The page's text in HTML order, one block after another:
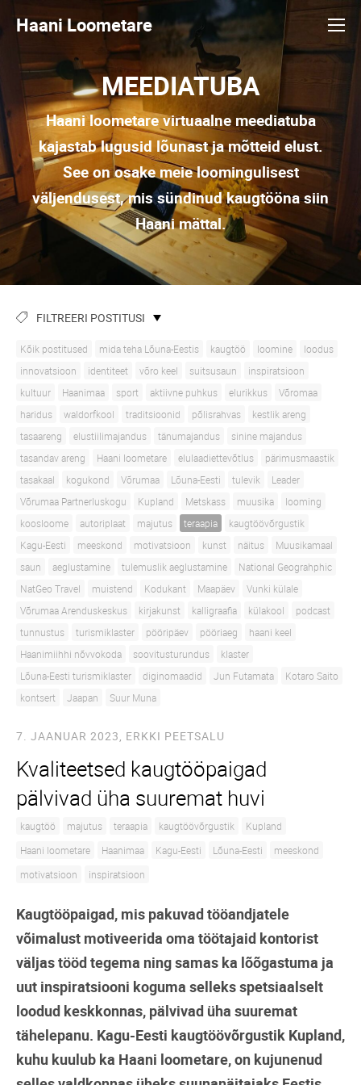
Haani Loometare
MEEDIATUBA
Haani loometare virtuaalne meediatuba
kajastab lugusid lõunast ja mõtteid elust.
See on osake meie loomingulisest
väljendusest, mis sündinud kaugtööna siin
Haani mättal.
FILTREERI POSTITUSI
Kõik postitused mida teha Lõuna-Eestis kaugtöö loomine
loodus
innovatsioon
identiteet võro keel suitsusaun
inspiratsioon
kultuur
Haanimaa sport aktiivne puhkus elurikkus
Võromaa
haridus
waldorfkool traditsioonid põlisrahvas
kestlik areng
tasaareng
elustiilimajandus tänumajandus
sinine majandus
tasandav areng
Haani loometare elulaadiettevõtlus
pärimusmaastik
tasakaal
kogukond Võrumaa Lõuna-Eesti tulevik
Leader
Võrumaa Partnerluskogu
Kupland Metskass muusika
looming
koosloome
autoriplaat majutus teraapia
kaugtöövõrgustik
Kagu-Eesti
meeskond motivatsioon kunst näitus
Muusikamaal
saun
aeglustamine tulemuslik aeglustamine
National Geograhphic
NatGeo Travel
muistend Kodukant Maapäev
Vunki külale
Võrumaa Arenduskeskus
kirjakunst kalligraafia külakool
podcast
tunnustus
turismiklaster pööripäev pööriaeg
haani keel
Haanimiihhi nõvvokoda
soovitusturundus
klaster
Lõuna-Eesti turismiklaster
diginomaadid Jun Futamata
Kotaro Saito
kontsert
Jaapan Suur Muna
7. JAANUAR 2023, ERKKI PEETSALU
Kvaliteetsed kaugtööpaigad
pälvivad üha suuremat huvi
kaugtöö majutus teraapia kaugtöövõrgustik
Kupland
Haani loometare
Haanimaa Kagu-Eesti Lõuna-Eesti
meeskond
motivatsioon
inspiratsioon
Kaugtööpaigad, mis pakuvad tööandjatele
võimalust motiveerida oma töötajaid kontorist
väljas tööd tegema ning samas ka lõõgastuma ja
uut inspiratsiooni koguma selleks spetsiaalselt
loodud keskkonnas, pälvivad üha suuremat
tähelepanu. Kagu-Eesti kaugtöövõrgustik Kupland,
kuhu kuulub ka Haani loometare, on kujunenud